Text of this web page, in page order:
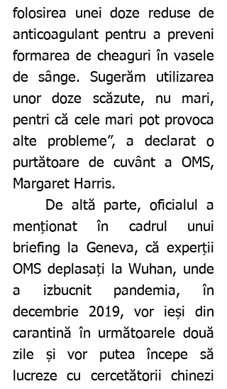
folosirea unei doze reduse de
anticoagulant pentru a preveni
formarea de cheaguri în vasele
de sânge. Sugerăm utilizarea
unor doze scăzute, nu mari,
pentri că cele mari pot provoca
alte probleme”, a declarat o
purtătoare de cuvânt a OMS,
Margaret Harris.
menționat în cadrul unui
briefing la Geneva, că experții
OMS deplasați la Wuhan, unde
a izbucnit pandemia, în
decembrie 2019, vor ieși din
carantină în următoarele două
zile și vor putea începe să
lucreze cu cercetătorii chinezi